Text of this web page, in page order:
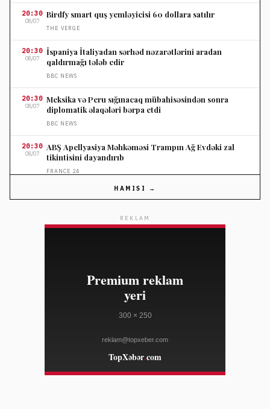
20:30
08/07
Birdfy smart quş yemləyicisi 60 dollara satılır
THE VERGE
20:30
08/07
İspaniya İtaliyadan sərhəd nəzarətlərini aradan
qaldırmağı tələb edir
BBC NEWS
20:30
08/07
Meksika və Peru sığınacaq mübahisəsindən sonra
diplomatik əlaqələri bərpa etdi
BBC NEWS
20:30
08/07
ABŞ Apellyasiya Məhkəməsi Trampın Ağ Evdəki zal
tikintisini dayandırıb
FRANCE 24
08/07
İspaniya İtaliyaya sərhəd yoxlamalarının
dayandırılmasını tələb edir
Hilary Duff "Lucky Me" turunda Gianvito Rossi
HAMISI →
REKLAM